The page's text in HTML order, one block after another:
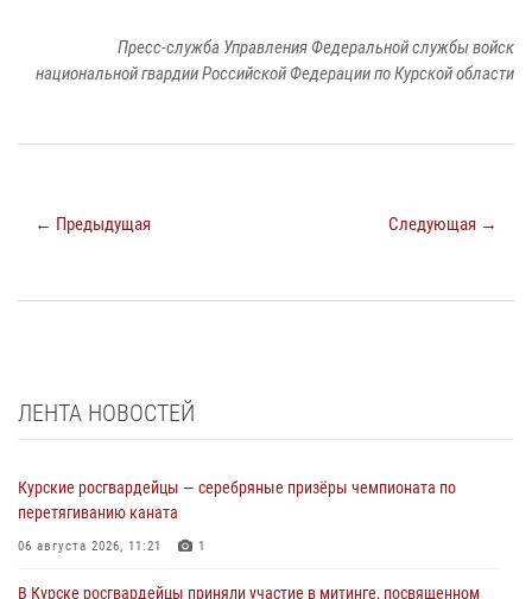
Пресс-служба Управления Федеральной службы войск
национальной гвардии Российской Федерации по Курской области
← Предыдущая Следующая →
ЛЕНТА НОВОСТЕЙ
Курские росгвардейцы — серебряные призёры чемпионата по
перетягиванию каната
06 августа 2026, 11:21 1
В Курске росгвардейцы приняли участие в митинге, посвященном